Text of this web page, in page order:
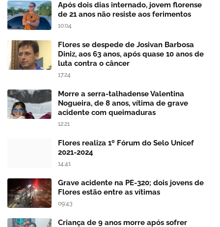
Após dois dias internado, jovem florense
de 21 anos não resiste aos ferimentos
10:04
Flores se despede de Josivan Barbosa
Diniz, aos 63 anos, após quase 10 anos de
luta contra o câncer
17:24
Morre a serra-talhadense Valentina
Nogueira, de 8 anos, vítima de grave
acidente com queimaduras
12:21
Flores realiza 1º Fórum do Selo Unicef
2021-2024
14:41
Grave acidente na PE-320; dois jovens de
Flores estão entre as vítimas
09:43
Criança de 9 anos morre após sofrer